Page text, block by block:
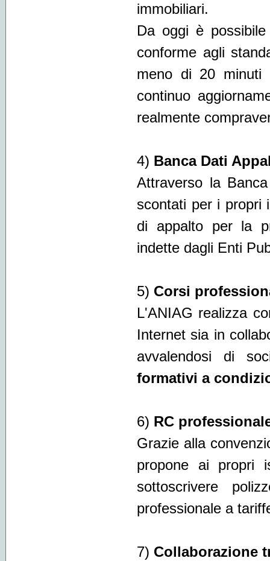
immobiliari.
Da oggi è
conforme agli
meno di 20 minuti
continuo
realmente
4) Banca Dati
Attraverso la
scontati per i propri
di appalto per la
indette dagli Enti
5) Corsi
L'ANIAG realizza
Internet sia in
avvalendosi di
formativi a
6) RC
Grazie alla
propone ai propri
sottoscrivere
professionale a
7) Collaborazione